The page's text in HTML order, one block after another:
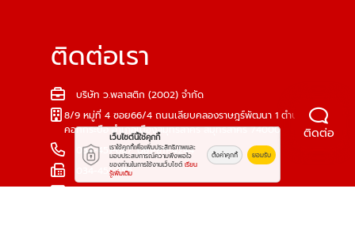
Powered By Thailand YellowPages
© 2569โรงงานผลิตอ่างเปล ถังปูน - ว.พลาสติก (2002)
All rights reserved.
Work is secure protect data with encrypt.
ติดต่อ
เว็บไซต์นี้ใช้คุกกี้
เราใช้คุกกี้เพื่อเพิ่มประสิทธิภาพและ
มอบประสบการณ์ความพึงพอใจ
ของท่านในการใช้งานเว็บไซต์ เรียน
รู้เพิ่มเติม
ตั้งค่าคุกกี้ ยอมรับ